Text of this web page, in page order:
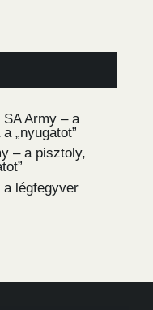
Army – a
„nyugatot”
– a pisztoly,
a légfegyver